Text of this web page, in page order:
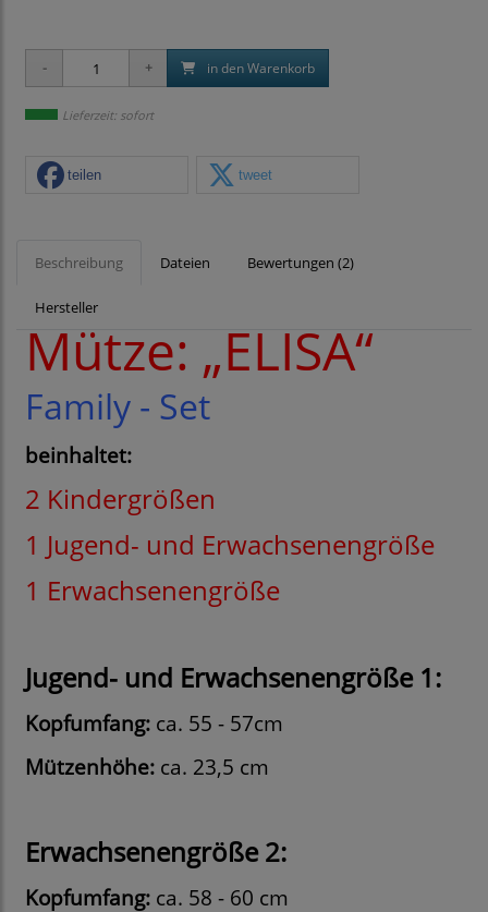
in den Warenkorb
Lieferzeit: sofort
teilen tweet
Beschreibung Dateien Bewertungen (2)
Hersteller
Mütze: „ELISA“
Family - Set
beinhaltet:
2 Kindergrößen
1 Jugend- und Erwachsenengröße
1 Erwachsenengröße
Jugend- und Erwachsenengröße 1:
Kopfumfang: ca. 55 - 57cm
Mützenhöhe: ca. 23,5 cm
Erwachsenengröße 2:
Kopfumfang: ca. 58 - 60 cm